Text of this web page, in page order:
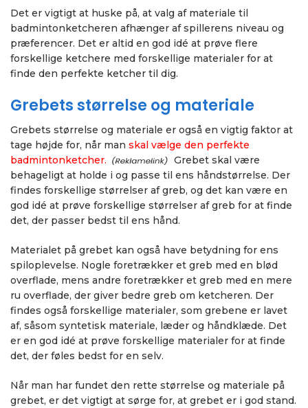
Det er vigtigt at huske på, at valg af materiale til
badmintonketcheren afhænger af spillerens niveau og
præferencer. Det er altid en god idé at prøve flere
forskellige ketchere med forskellige materialer for at
finde den perfekte ketcher til dig.
Grebets størrelse og materiale
Grebets størrelse og materiale er også en vigtig faktor at
tage højde for, når man skal vælge den perfekte
badmintonketcher.
Grebet skal være
behageligt at holde i og passe til ens håndstørrelse. Der
findes forskellige størrelser af greb, og det kan være en
god idé at prøve forskellige størrelser af greb for at finde
det, der passer bedst til ens hånd.
Materialet på grebet kan også have betydning for ens
spiloplevelse. Nogle foretrækker et greb med en blød
overflade, mens andre foretrækker et greb med en mere
ru overflade, der giver bedre greb om ketcheren. Der
findes også forskellige materialer, som grebene er lavet
af, såsom syntetisk materiale, læder og håndklæde. Det
er en god idé at prøve forskellige materialer for at finde
det, der føles bedst for en selv.
Når man har fundet den rette størrelse og materiale på
grebet, er det vigtigt at sørge for, at grebet er i god stand.